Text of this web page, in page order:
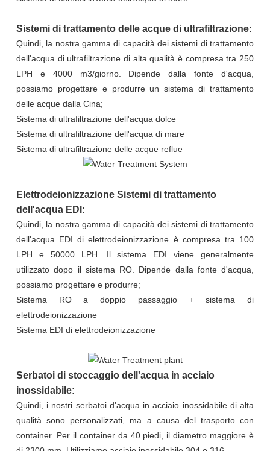
Sistemi di trattamento delle acque di ultrafiltrazione:
Quindi, la nostra gamma di capacità dei sistemi di trattamento
dell'acqua di ultrafiltrazione di alta qualità è compresa tra 250
LPH e 4000 m3/giorno. Dipende dalla fonte d'acqua,
possiamo progettare e produrre un sistema di trattamento
delle acque dalla Cina;
Sistema di ultrafiltrazione dell'acqua dolce
Sistema di ultrafiltrazione dell'acqua di mare
Sistema di ultrafiltrazione delle acque reflue
Elettrodeionizzazione Sistemi di trattamento
dell'acqua EDI:
Quindi, la nostra gamma di capacità dei sistemi di trattamento
dell'acqua EDI di elettrodeionizzazione è compresa tra 100
LPH e 50000 LPH. Il sistema EDI viene generalmente
utilizzato dopo il sistema RO. Dipende dalla fonte d'acqua,
possiamo progettare e produrre;
Sistema RO a doppio passaggio + sistema di
elettrodeionizzazione
Sistema EDI di elettrodeionizzazione
Serbatoi di stoccaggio dell'acqua in acciaio
inossidabile:
Quindi, i nostri serbatoi d'acqua in acciaio inossidabile di alta
qualità sono personalizzati, ma a causa del trasporto con
container. Per il container da 40 piedi, il diametro maggiore è